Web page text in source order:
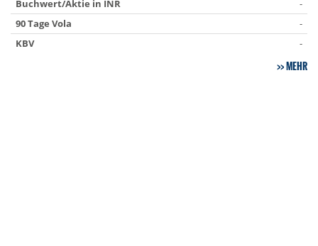
Buchwert/Aktie in INR
-
90 Tage Vola
-
KBV
-
MEHR